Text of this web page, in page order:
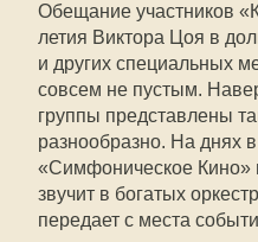
Обещание участников
летия Виктора Цоя в
и других специальных
совсем не пустым.
группы представлены
разнообразно. На днях
«Симфоническое Кино»
звучит в богатых
передает с места